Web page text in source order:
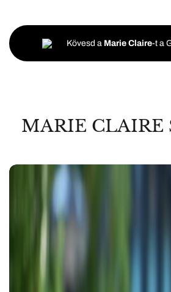
Kövesd a Marie Claire-t a
MARIE CLAIRE